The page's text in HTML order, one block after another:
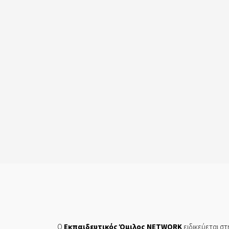
Ο Εκπαιδευτικός Όμιλος NETWORK ειδικεύεται